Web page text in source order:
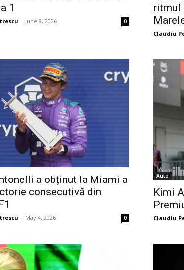
1
- June 8, 2026 0
ritmul
Claudiu
a obținut la Miami a
consecutivă din
- May 4, 2026 0
Auto
Kimi
Claudiu